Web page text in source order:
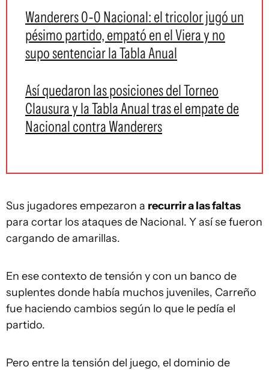
Wanderers 0-0 Nacional: el tricolor jugó un
pésimo partido, empató en el Viera y no
supo sentenciar la Tabla Anual
Así quedaron las posiciones del Torneo
Clausura y la Tabla Anual tras el empate de
Nacional contra Wanderers
Sus jugadores empezaron a recurrir a las faltas
para cortar los ataques de Nacional. Y así se fueron
cargando de amarillas.
En ese contexto de tensión y con un banco de
suplentes donde había muchos juveniles, Carreño
fue haciendo cambios según lo que le pedía el
partido.
Pero entre la tensión del juego, el dominio de